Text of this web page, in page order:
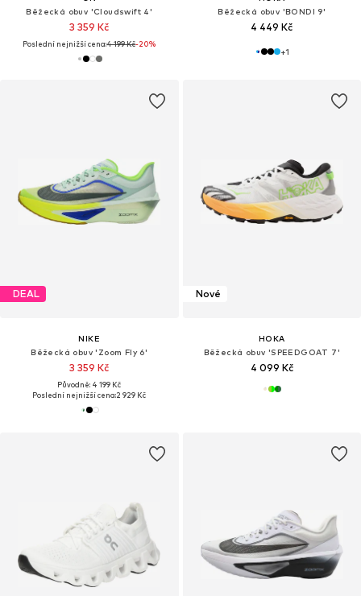
Běžecká obuv 'Cloudswift 4'
3 359 Kč
Poslední nejnižší cena:4 199 Kč-20%
Běžecká obuv 'BONDI 9'
4 449 Kč
+1
DEAL
NIKE
Běžecká obuv 'Zoom Fly 6'
3 359 Kč
Původně: 4 199 Kč
Poslední nejnižší cena:2 929 Kč
Nové
HOKA
Běžecká obuv 'SPEEDGOAT 7'
4 099 Kč